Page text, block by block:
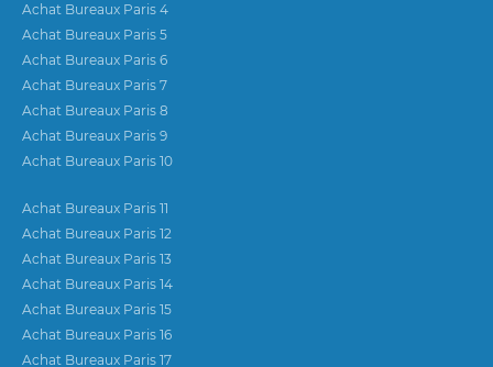
Achat Bureaux Paris 4
Achat Bureaux Paris 5
Achat Bureaux Paris 6
Achat Bureaux Paris 7
Achat Bureaux Paris 8
Achat Bureaux Paris 9
Achat Bureaux Paris 10
Achat Bureaux Paris 11
Achat Bureaux Paris 12
Achat Bureaux Paris 13
Achat Bureaux Paris 14
Achat Bureaux Paris 15
Achat Bureaux Paris 16
Achat Bureaux Paris 17